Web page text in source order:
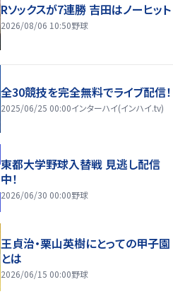
Rソックスが7連勝 吉田はノーヒット
2026/08/06 10:50野球
全30競技を完全無料でライブ配信！
2025/06/25 00:00インターハイ(インハイ.tv)
東都大学野球入替戦 見逃し配信
中！
2026/06/30 00:00野球
王貞治・栗山英樹にとっての甲子園
とは
2026/06/15 00:00野球